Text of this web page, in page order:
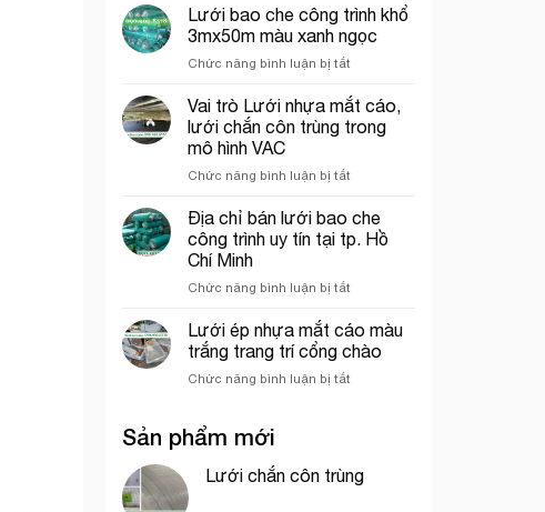
công
trình
tại
lưới
rơi
năm
2026
Lưới bao che công trình khổ
3mx50m màu xanh ngọc
Chức năng bình luận bị tắt
bao
công
màu
xanh
ngọc
Vai trò Lưới nhựa mắt cáo,
lưới chắn côn trùng trong
mô hình VAC
Chức năng bình luận bị tắt
trò
Lưới
nhựa
chắn
côn
trùng
Địa chỉ bán lưới bao che
công trình uy tín tại tp. Hồ
Chí Minh
Chức năng bình luận bị tắt
chỉ
bán
lưới
tín
Lưới ép nhựa mắt cáo màu
trắng trang trí cổng chào
Chức năng bình luận bị tắt
cáo
màu
Sản phẩm mới
Lưới chắn côn trùng